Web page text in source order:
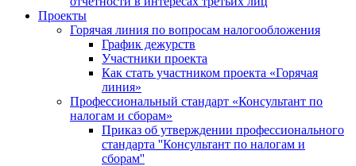
Проекты
Горячая линия по вопросам налогообложения
График дежурств
Участники проекта
Как стать участником проекта «Горячая
линия»
Профессиональный стандарт «Консультант по
налогам и сборам»
Приказ об утверждении профессионального
стандарта ''Консультант по налогам и
сборам''